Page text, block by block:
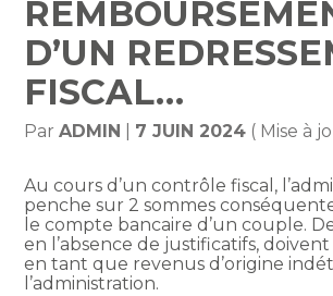
D’UN
FISCAL…
ParADMIN 7 JUIN 2024 ( Mise à
Au cours d’un contrôle fiscal,
penche sur 2 sommes
le compte bancaire d’un couple.
en l’absence de justificatifs,
en tant que revenus d’origine
l’administration.